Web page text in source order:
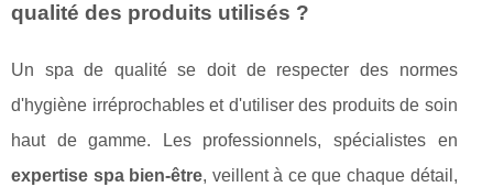
qualité des produits utilisés ?
Un spa de qualité se doit de respecter des normes
d'hygiène irréprochables et d'utiliser des produits de soin
haut de gamme. Les professionnels, spécialistes en
expertise spa bien-être, veillent à ce que chaque détail,